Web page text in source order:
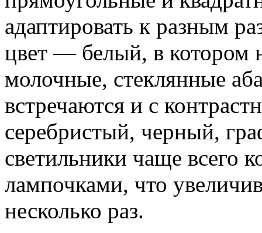
адаптировать к разным
цвет — белый, в котором
молочные, стеклянные
встречаются и с
серебристый, черный,
светильники чаще всего
лампочками, что
несколько раз.